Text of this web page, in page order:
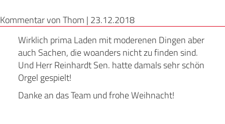
Kommentar von Thom | 23.12.2018
Wirklich prima Laden mit moderenen Dingen aber
auch Sachen, die woanders nicht zu finden sind.
Und Herr Reinhardt Sen. hatte damals sehr schön
Orgel gespielt!
Danke an das Team und frohe Weihnacht!